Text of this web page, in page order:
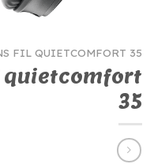
FIL QUIETCOMFORT 35
35